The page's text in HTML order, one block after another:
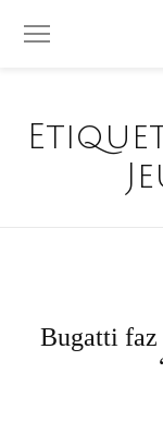
Bugatti faz